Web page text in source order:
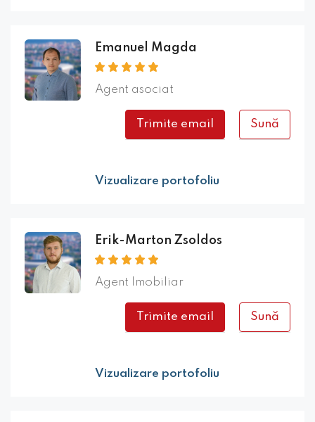
Emanuel Magda
Agent asociat
Trimite email Sună
Vizualizare portofoliu
Erik-Marton Zsoldos
Agent Imobiliar
Trimite email Sună
Vizualizare portofoliu